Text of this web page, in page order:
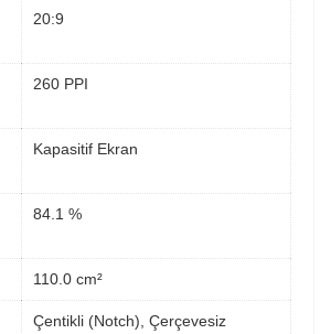
20:9
260 PPI
Kapasitif Ekran
84.1 %
110.0 cm²
Çentikli (Notch), Çerçevesiz